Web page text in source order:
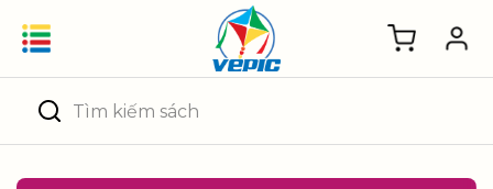
Tìm
kiếm: